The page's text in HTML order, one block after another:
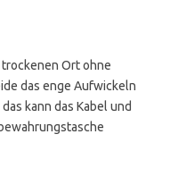
Ort ohne
das enge Aufwickeln
kann das Kabel und